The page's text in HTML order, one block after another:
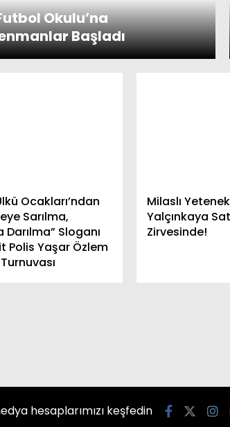
Okulu’na
Başladı
Ocakları’ndan
Sarılma,
Sloganı
Polis Yaşar Özlem
Milaslı
Yalçınkaya
Zirvesinde!
hesaplarımızı keşfedin